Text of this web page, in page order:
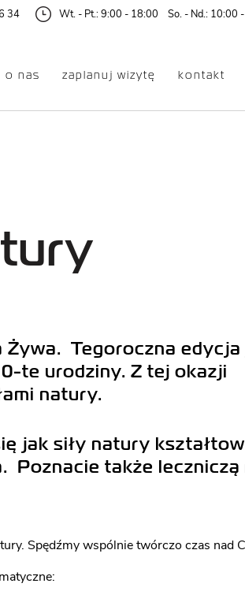
DLA SZKÓŁ
GRUPOWE
LATO - OFERTA DLA
34 Wt. - Pt.: 9:00 - 18:00 So. - Nd.: 10:00
o nas zaplanuj wizytę kontakt
Żywa. Tegoroczna edycja
te urodziny. Z tej okazji
natury.
jak siły natury
Poznacie także leczniczą
Spędźmy wspólnie twórczo czas nad